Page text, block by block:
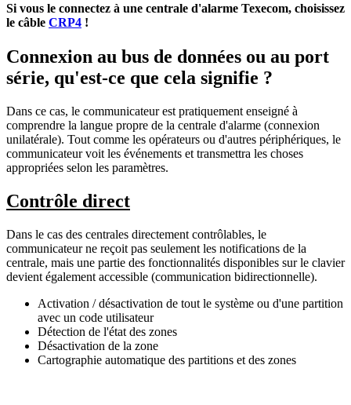
Si vous le connectez à une centrale d'alarme Texecom, choisissez
le câble CRP4 !
Connexion au bus de données ou au port
série, qu'est-ce que cela signifie ?
Dans ce cas, le communicateur est pratiquement enseigné à
comprendre la langue propre de la centrale d'alarme (connexion
unilatérale). Tout comme les opérateurs ou d'autres périphériques, le
communicateur voit les événements et transmettra les choses
appropriées selon les paramètres.
Contrôle direct
Dans le cas des centrales directement contrôlables, le
communicateur ne reçoit pas seulement les notifications de la
centrale, mais une partie des fonctionnalités disponibles sur le clavier
devient également accessible (communication bidirectionnelle).
Activation / désactivation de tout le système ou d'une partition
avec un code utilisateur
Détection de l'état des zones
Désactivation de la zone
Cartographie automatique des partitions et des zones